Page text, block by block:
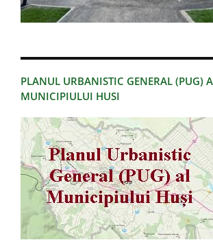
PLANUL URBANISTIC GENERAL (PUG)
MUNICIPIULUI HUSI